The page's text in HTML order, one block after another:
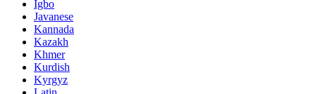
Igbo
Javanese
Kannada
Kazakh
Khmer
Kurdish
Kyrgyz